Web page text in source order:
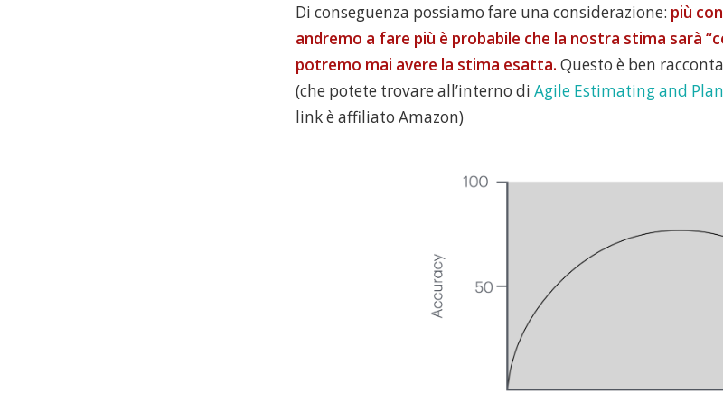
Di conseguenza possiamo fare una considerazione: più
andremo a fare più è probabile che la nostra stima sarà
potremo mai avere la stima esatta. Questo è ben
(che potete trovare all’interno di Agile Estimating and
link è affiliato Amazon)